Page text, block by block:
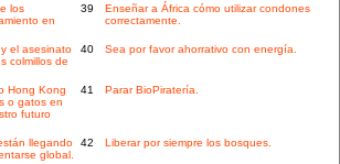
los
en
39
Enseñar a África cómo utilizar condones
correctamente.
el asesinato
colmillos de
40 Sea por favor ahorrativo con energía.
Hong Kong
o gatos en
futuro
41 Parar BioPiratería.
llegando
global.
42 Liberar por siempre los bosques.